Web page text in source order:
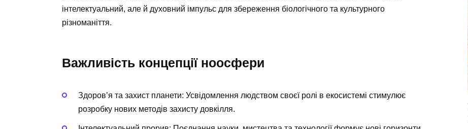
інтелектуальний, але й духовний імпульс для збереження біологічного та культурного
різноманіття.
Важливість концепції ноосфери
Здоров’я та захист планети: Усвідомлення людством своєї ролі в екосистемі стимулює
розробку нових методів захисту довкілля.